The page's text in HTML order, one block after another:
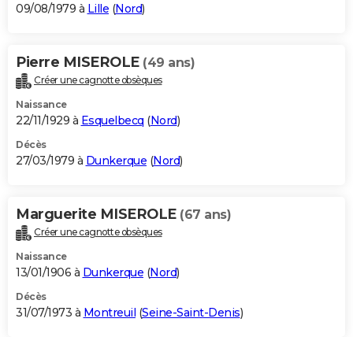
09/08/1979 à Lille (Nord)
Pierre MISEROLE (49 ans)
Créer une cagnotte obsèques
Naissance
22/11/1929 à Esquelbecq (Nord)
Décès
27/03/1979 à Dunkerque (Nord)
Marguerite MISEROLE (67 ans)
Créer une cagnotte obsèques
Naissance
13/01/1906 à Dunkerque (Nord)
Décès
31/07/1973 à Montreuil (Seine-Saint-Denis)